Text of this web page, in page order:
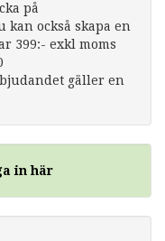
på
kan också skapa en
399:- exkl moms
gäller en
in här